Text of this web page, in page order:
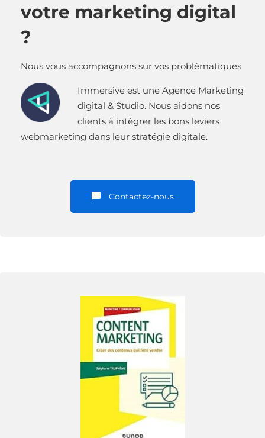
votre marketing digital
?
Nous vous accompagnons sur vos problématiques
Immersive est une Agence Marketing
digital & Studio. Nous aidons nos
clients à intégrer les bons leviers
webmarketing dans leur stratégie digitale.
Contactez-nous